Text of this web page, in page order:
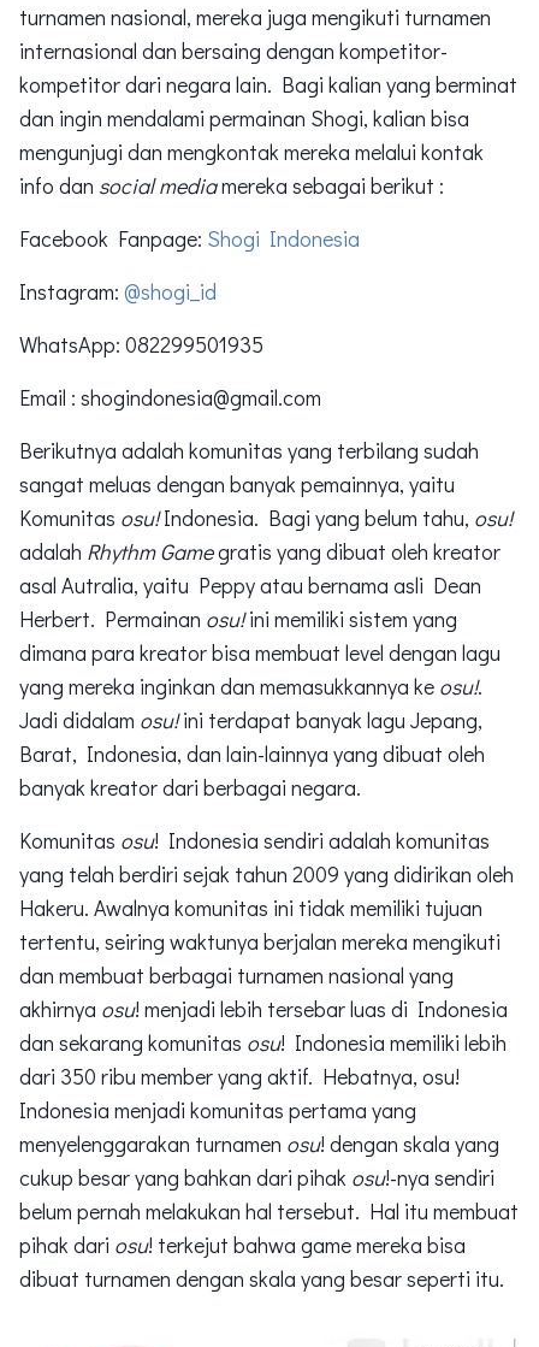
turnamen nasional, mereka juga mengikuti turnamen
internasional dan bersaing dengan kompetitor-
kompetitor dari negara lain. Bagi kalian yang berminat
dan ingin mendalami permainan Shogi, kalian bisa
mengunjugi dan mengkontak mereka melalui kontak
info dan social mediamereka sebagai berikut :
Facebook Fanpage: Shogi Indonesia
Instagram: @shogi_id
WhatsApp: 082299501935
Email : shogindonesia@gmail.com
Berikutnya adalah komunitas yang terbilang sudah
sangat meluas dengan banyak pemainnya, yaitu
Komunitas osu!Indonesia. Bagi yang belum tahu, osu!
adalah Rhythm Gamegratis yang dibuat oleh kreator
asal Autralia, yaitu Peppy atau bernama asli Dean
Herbert. Permainan osu!ini memiliki sistem yang
dimana para kreator bisa membuat level dengan lagu
yang mereka inginkan dan memasukkannya ke osu!.
Jadi didalam osu!ini terdapat banyak lagu Jepang,
Barat, Indonesia, dan lain-lainnya yang dibuat oleh
banyak kreator dari berbagai negara.
Komunitas osu! Indonesia sendiri adalah komunitas
yang telah berdiri sejak tahun 2009 yang didirikan oleh
Hakeru. Awalnya komunitas ini tidak memiliki tujuan
tertentu, seiring waktunya berjalan mereka mengikuti
dan membuat berbagai turnamen nasional yang
akhirnya osu! menjadi lebih tersebar luas di Indonesia
dan sekarang komunitas osu! Indonesia memiliki lebih
dari 350 ribu member yang aktif. Hebatnya, osu!
Indonesia menjadi komunitas pertama yang
menyelenggarakan turnamen osu! dengan skala yang
cukup besar yang bahkan dari pihak osu!-nya sendiri
belum pernah melakukan hal tersebut. Hal itu membuat
pihak dari osu! terkejut bahwa game mereka bisa
dibuat turnamen dengan skala yang besar seperti itu.